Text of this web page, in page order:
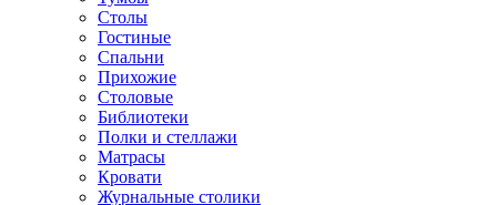
Столы
Гостиные
Спальни
Прихожие
Столовые
Библиотеки
Полки и стеллажи
Матрасы
Кровати
Журнальные столики